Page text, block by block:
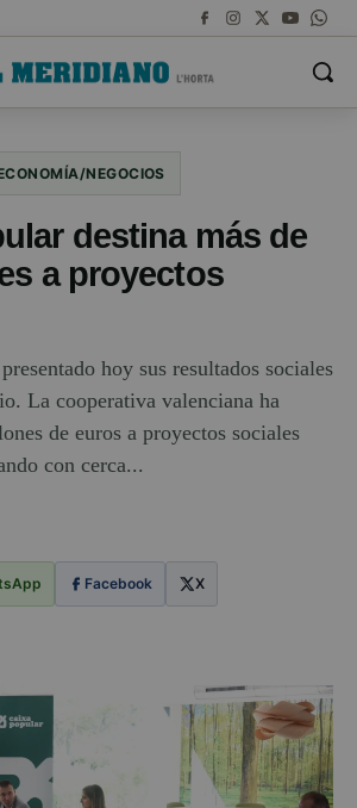
NEGOCIOS
destina más de
a proyectos
hoy sus resultados sociales
La cooperativa valenciana ha
de euros a proyectos sociales
con cerca...
Facebook X